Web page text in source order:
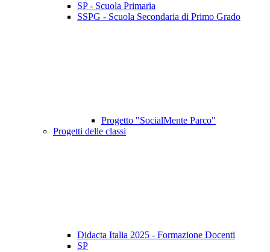
SP - Scuola Primaria
SSPG - Scuola Secondaria di Primo Grado
Progetto "SocialMente Parco"
Progetti delle classi
Didacta Italia 2025 - Formazione Docenti
SP